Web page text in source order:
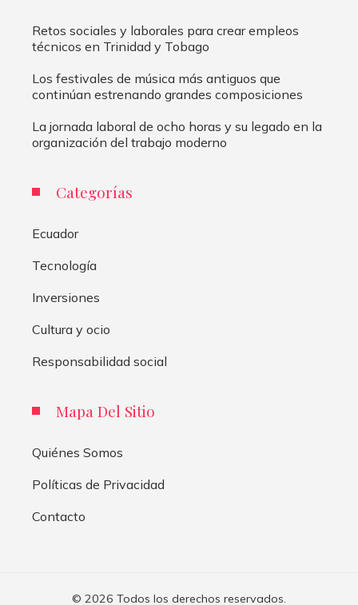
Retos sociales y laborales para crear empleos
técnicos en Trinidad y Tobago
Los festivales de música más antiguos que
continúan estrenando grandes composiciones
La jornada laboral de ocho horas y su legado en la
organización del trabajo moderno
Categorías
Ecuador
Tecnología
Inversiones
Cultura y ocio
Responsabilidad social
Mapa Del Sitio
Quiénes Somos
Políticas de Privacidad
Contacto
© 2026 Todos los derechos reservados.